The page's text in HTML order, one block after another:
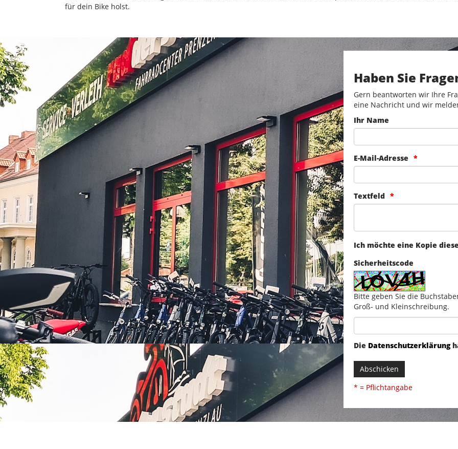
für dein Bike holst.
Haben Sie
Gern beantworten wir Ihre
eine Nachricht und wir
Ihr Name
E-Mail-Adresse
Textfeld
Ich möchte eine Kopie
Sicherheitscode
Bitte geben Sie die
Groß- und Kleinschreibung.
Die Datenschutzerklärung
Abschicken
* = Pflichtangabe